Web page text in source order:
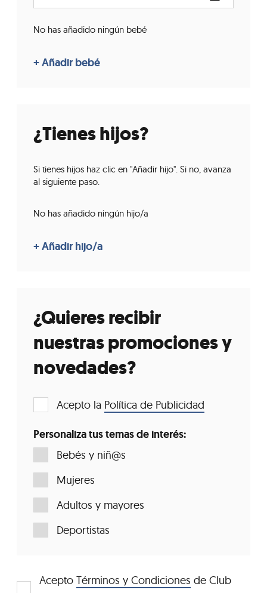
No has añadido ningún bebé
¿Tienes hijos?
Si tienes hijos haz clic en "Añadir hijo". Si no, avanza
al siguiente paso.
No has añadido ningún hijo/a
¿Quieres recibir
nuestras promociones y
novedades?
Acepto la Política de Publicidad
Personaliza tus temas de interés:
Bebés y niñ@s
Mujeres
Adultos y mayores
Deportistas
Acepto Términos y Condiciones de Club